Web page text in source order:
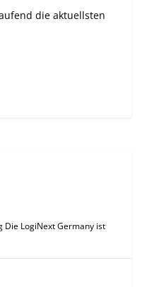
die aktuellsten
Die LogiNext Germany ist